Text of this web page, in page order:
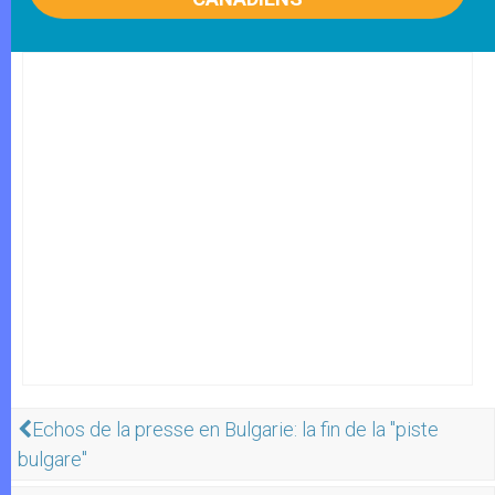
Echos de la presse en Bulgarie: la fin de la "piste
bulgare"